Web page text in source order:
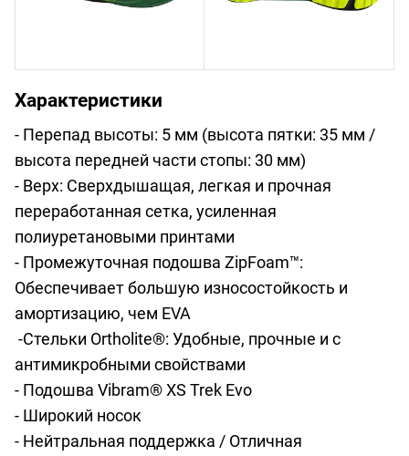
Характеристики
- Перепад высоты: 5 мм (высота пятки: 35 мм /
высота передней части стопы: 30 мм)
- Верх: Сверхдышащая, легкая и прочная
переработанная сетка, усиленная
полиуретановыми принтами
- Промежуточная подошва ZipFoam™:
Обеспечивает большую износостойкость и
амортизацию, чем EVA
-Стельки Ortholite®: Удобные, прочные и с
антимикробными свойствами
- Подошва Vibram® XS Trek Evo
- Широкий носок
- Нейтральная поддержка / Отличная